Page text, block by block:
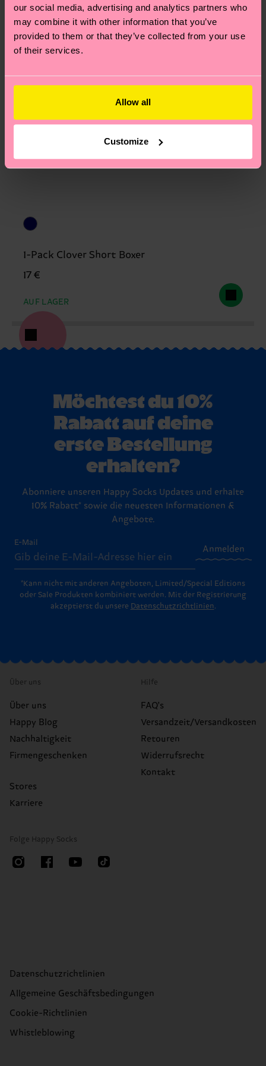
our social media, advertising and analytics partners who
may combine it with other information that you’ve
provided to them or that they’ve collected from your use
of their services.
Allow all
Customize
1-Pack Clover Short Boxer
17 €
AUF LAGER
Möchtest du 10%
Rabatt auf deine
erste Bestellung
erhalten?
Abonniere unseren Happy Socks Updates und erhalte
10% Rabatt* sowie die neuesten Informationen &
Angebote.
E-Mail
Anmelden
*Kann nicht mit anderen Angeboten, Limited/Special Editions
oder Sale Produkten kombiniert werden. Mit der Registrierung
akzeptierst du unsere Datenschutzrichtlinien.
Über uns
Über uns
Happy Blog
Nachhaltigkeit
Firmengeschenken
Stores
Karriere
Hilfe
FAQ's
Versandzeit/Versandkosten
Retouren
Widerrufsrecht
Kontakt
Folge Happy Socks
Datenschutzrichtlinien
Allgemeine Geschäftsbedingungen
Cookie-Richtlinien
Whistleblowing